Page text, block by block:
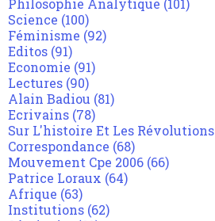
Philosophie Analytique (101)
Science (100)
Féminisme (92)
Editos (91)
Economie (91)
Lectures (90)
Alain Badiou (81)
Ecrivains (78)
Sur L'histoire Et Les Révolutions
Correspondance (68)
Mouvement Cpe 2006 (66)
Patrice Loraux (64)
Afrique (63)
Institutions (62)